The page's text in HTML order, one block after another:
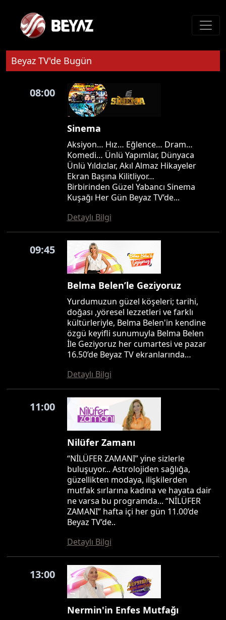
Beyaz TV'de Bugün
08:00
Sinema
Aksiyon… Hız… Eğlence… Dram…
Komedi… Ünlü Yapımlar, Dünyaca
Ünlü Yıldızlar, Akıl Almaz Hikayeler
Ekran Başına Kilitliyor…
Birbirinden Güzel Yabancı Sinema
Kuşağı Her Gün Beyaz TV’de...
Detaylı Bilgi
09:45
Belma Belen’le Geziyoruz
Yurdumuzun güzel köşeleri; tarihi,
doğası ,yöresel lezzetleri ve farklı
kültürleriyle, Belma Belen'in kendine
özgü keyifli sunumuyla Belma Belen
İle Geziyoruz her cumartesi ve pazar
16.50’de Beyaz TV ekranlarında…
Detaylı Bilgi
11:00
Nilüfer Zamanı
“NİLÜFER ZAMANI” yine sizlerle
buluşuyor... Astrolojiden sağlığa,
güzellikten modaya, ilişkilerden
mutfak sırlarına kadına ve hayata dair
ne varsa bu programda... “NİLÜFER
ZAMANI” hafta içi her gün 11.00’de
Beyaz TV’de..
Detaylı Bilgi
13:00
Nermin'in Enfes Mutfağı